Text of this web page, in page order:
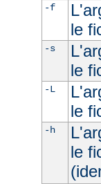
-f
le
-s
le
-L
le
-h
le